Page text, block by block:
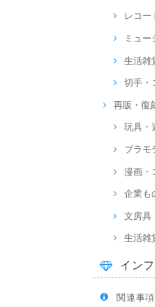
レコー
ミュ
生活雑
切手・
再販・復
玩具・
プラモ
漫画・
企業も
文房具
生活雑
イン
関連事項